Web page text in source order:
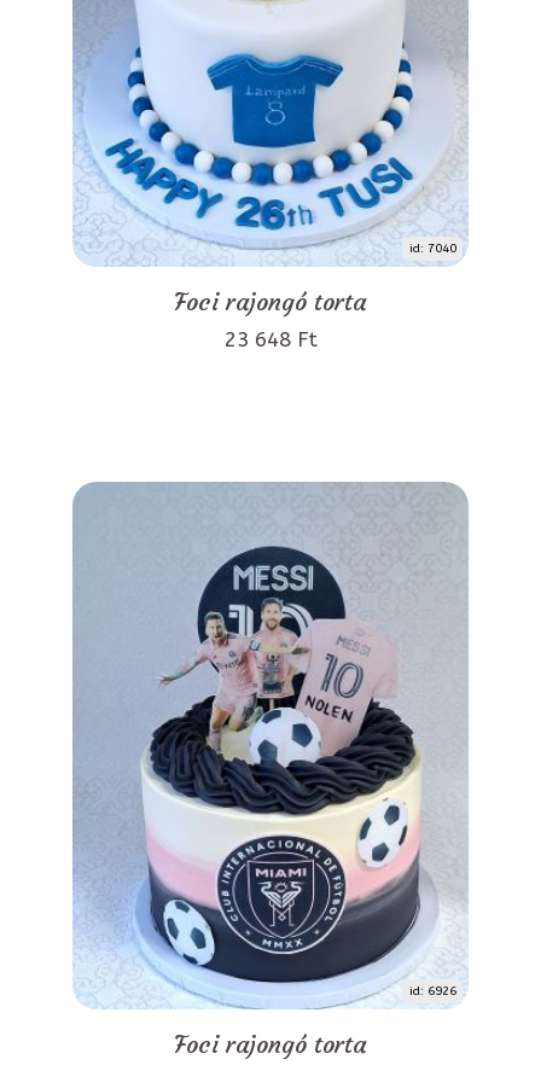
id: 7040
Foci rajongó torta
23 648 Ft
id: 6926
Foci rajongó torta